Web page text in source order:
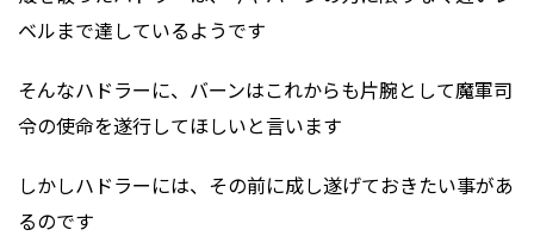
ベルまで達しているようです
そんなハドラーに、バーンはこれからも片腕として魔軍司
令の使命を遂行してほしいと言います
しかしハドラーには、その前に成し遂げておきたい事があ
るのです